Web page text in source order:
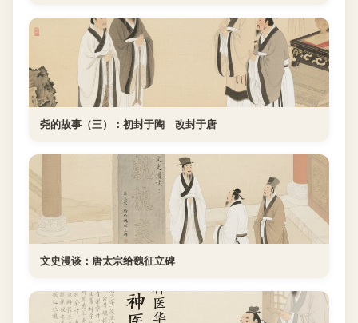
尧的故事（三）：初封于陶 改封于唐
文史漫谈：唐太宗给魏征立碑